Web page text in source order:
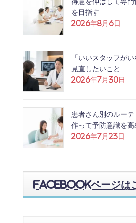
得意を伸ばして専門
を目指す
2026年8月6日
「いいスタッフが
見直したいこと
2026年7月30日
患者さん別のルーテ
作って予防意識を高
2026年7月23日
Facebookページは